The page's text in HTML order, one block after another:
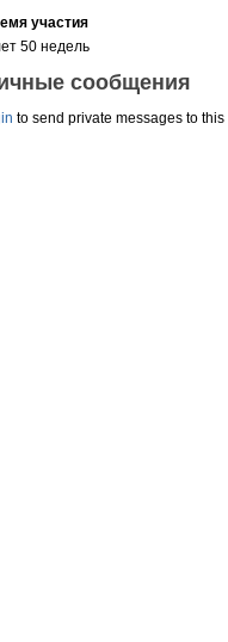
участия
50 недель
сообщения
to send private messages to this